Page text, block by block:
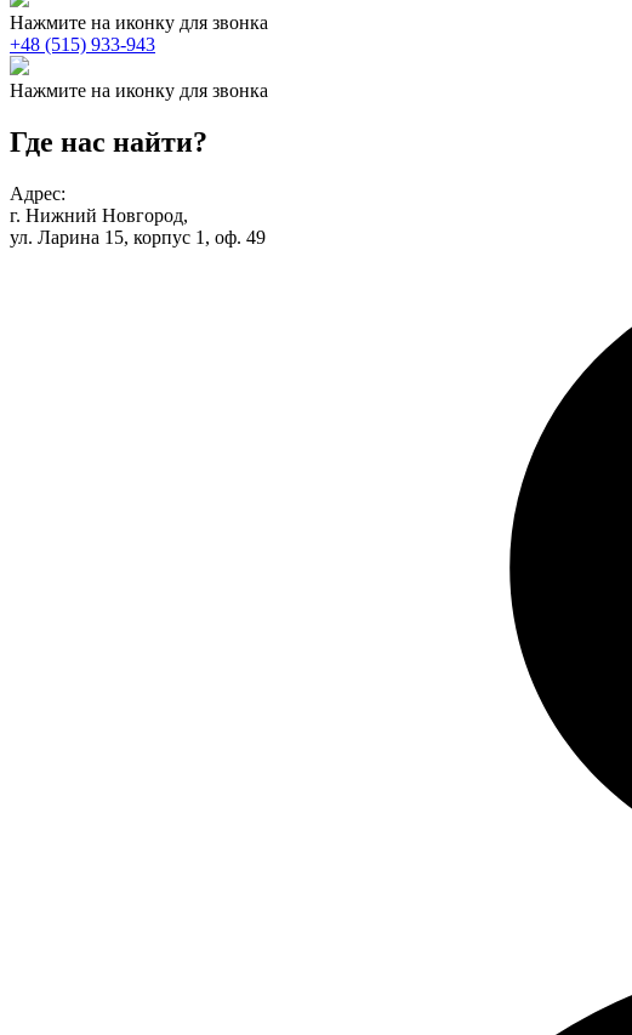
Нажмите на иконку для звонка
+48 (515) 933-943
Нажмите на иконку для звонка
Где нас найти?
Адрес:
г. Нижний Новгород,
ул. Ларина 15, корпус 1, оф. 49